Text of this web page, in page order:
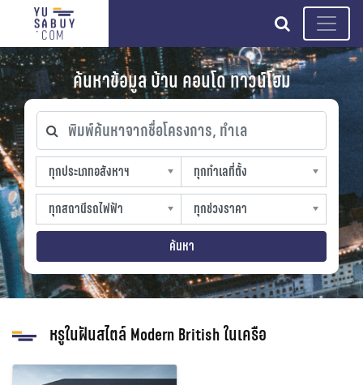
search
ค้นหาข้อมูล บ้าน คอนโด ทาวน์โฮม
พิมพ์ค้นหาจากชื่อโครงการ, ทำเล
ทุกประเภทอสังหาฯ
ทุกประเภทอสังหาฯ
sproperty
ทุกทำเลที่ตั้ง
ทุกทำเลที่ตั้ง
slocation
ทุกสถานีรถไฟฟ้า
ทุกสถานีรถไฟฟ้า
strain-station
ทุกช่วงราคา
ทุกช่วงราคา
sprice
ค้นหา
หรูในฝันสไตล์ Modern British ในเครือ